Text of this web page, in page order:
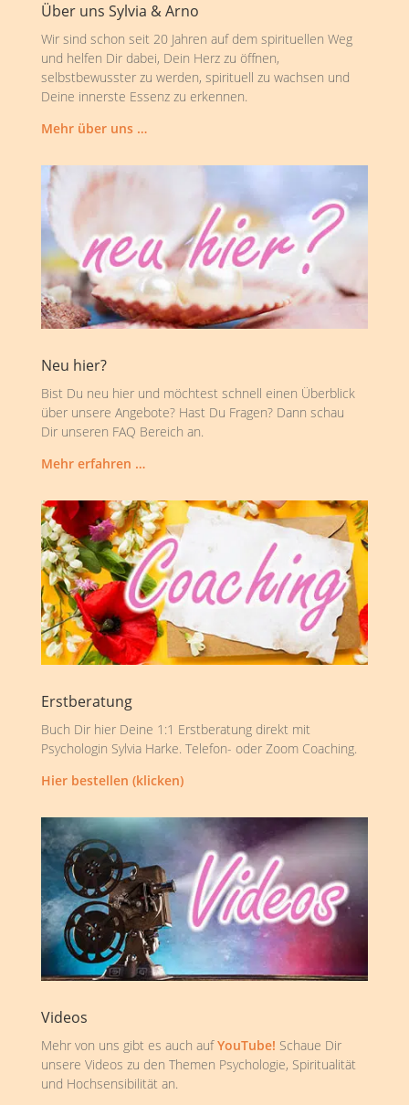
Über uns Sylvia & Arno
Wir sind schon seit 20 Jahren auf dem spirituellen Weg
und helfen Dir dabei, Dein Herz zu öffnen,
selbstbewusster zu werden, spirituell zu wachsen und
Deine innerste Essenz zu erkennen.
Mehr über uns …
Neu hier?
Bist Du neu hier und möchtest schnell einen Überblick
über unsere Angebote? Hast Du Fragen? Dann schau
Dir unseren FAQ Bereich an.
Mehr erfahren …
Erstberatung
Buch Dir hier Deine 1:1 Erstberatung direkt mit
Psychologin Sylvia Harke. Telefon- oder Zoom Coaching.
Hier bestellen (klicken)
Videos
Mehr von uns gibt es auch aufYouTube! Schaue Dir
unsere Videos zu den Themen Psychologie, Spiritualität
und Hochsensibilität an.